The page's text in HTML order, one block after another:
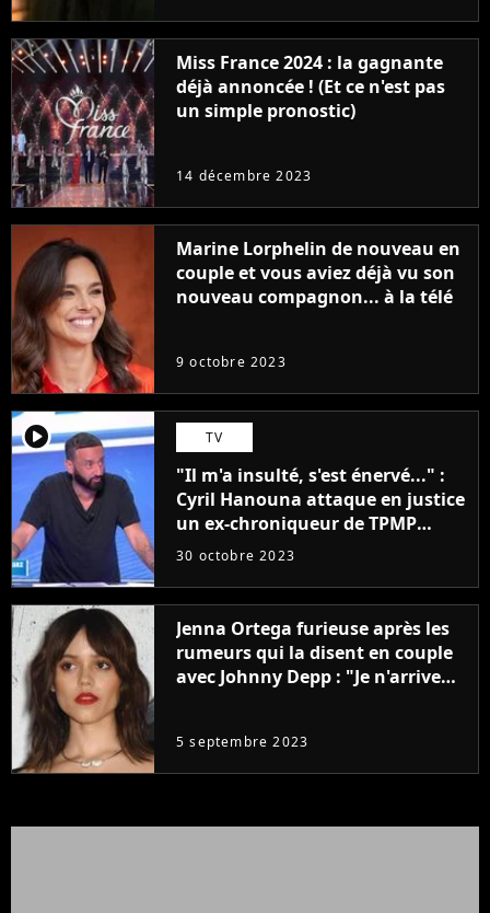
Miss France 2024 : la gagnante
déjà annoncée ! (Et ce n'est pas
un simple pronostic)
14 décembre 2023
Marine Lorphelin de nouveau en
couple et vous aviez déjà vu son
nouveau compagnon... à la télé
9 octobre 2023
player2 TV
"Il m'a insulté, s'est énervé..." :
Cyril Hanouna attaque en justice
un ex-chroniqueur de TPMP
après de graves accusations
30 octobre 2023
Jenna Ortega furieuse après les
rumeurs qui la disent en couple
avec Johnny Depp : "Je n'arrive
5 septembre 2023